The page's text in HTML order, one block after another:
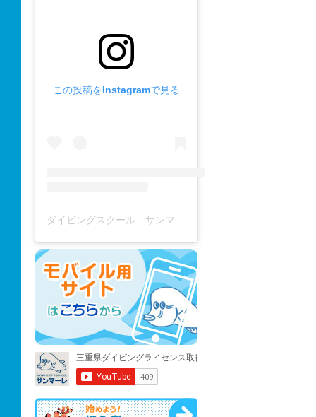
この投稿をInstagramで見る
ダイビングスクール サンマーレ / diving school(@diving_school_sanmare)がシェアした投稿